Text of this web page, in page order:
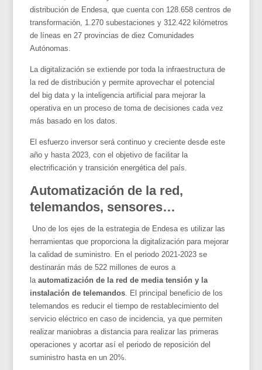
distribución de Endesa, que cuenta con 128.658 centros de
transformación, 1.270 subestaciones y 312.422 kilómetros
de líneas en 27 provincias de diez Comunidades
Autónomas.
La digitalización se extiende por toda la infraestructura de
la red de distribución y permite aprovechar el potencial
del big data y la inteligencia artificial para mejorar la
operativa en un proceso de toma de decisiones cada vez
más basado en los datos.
El esfuerzo inversor será continuo y creciente desde este
año y hasta 2023, con el objetivo de facilitar la
electrificación y transición energética del país.
Automatización de la red,
telemandos, sensores…
Uno de los ejes de la estrategia de Endesa es utilizar las
herramientas que proporciona la digitalización para mejorar
la calidad de suministro. En el periodo 2021-2023 se
destinarán más de 522 millones de euros a
la automatización de la red de media tensión y la
instalación de telemandos . El principal beneficio de los
telemandos es reducir el tiempo de restablecimiento del
servicio eléctrico en caso de incidencia, ya que permiten
realizar maniobras a distancia para realizar las primeras
operaciones y acortar así el periodo de reposición del
suministro hasta en un 20%.